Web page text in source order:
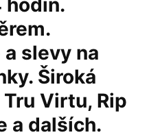
hodin.
slevy na
Široká
Virtu, Rip
a dalších.